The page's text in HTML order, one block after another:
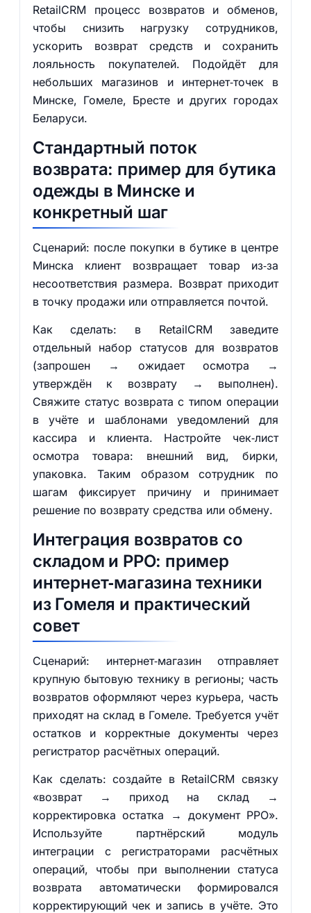
RetailCRM процесс возвратов и обменов,
чтобы снизить нагрузку сотрудников,
ускорить возврат средств и сохранить
лояльность покупателей. Подойдёт для
небольших магазинов и интернет‑точек в
Минске, Гомеле, Бресте и других городах
Беларуси.
Стандартный поток
возврата: пример для бутика
одежды в Минске и
конкретный шаг
Сценарий: после покупки в бутике в центре
Минска клиент возвращает товар из‑за
несоответствия размера. Возврат приходит
в точку продажи или отправляется почтой.
Как сделать: в RetailCRM заведите
отдельный набор статусов для возвратов
(запрошен → ожидает осмотра →
утверждён к возврату → выполнен).
Свяжите статус возврата с типом операции
в учёте и шаблонами уведомлений для
кассира и клиента. Настройте чек‑лист
осмотра товара: внешний вид, бирки,
упаковка. Таким образом сотрудник по
шагам фиксирует причину и принимает
решение по возврату средства или обмену.
Интеграция возвратов со
складом и РРО: пример
интернет‑магазина техники
из Гомеля и практический
совет
Сценарий: интернет‑магазин отправляет
крупную бытовую технику в регионы; часть
возвратов оформляют через курьера, часть
приходят на склад в Гомеле. Требуется учёт
остатков и корректные документы через
регистратор расчётных операций.
Как сделать: создайте в RetailCRM связку
«возврат → приход на склад →
корректировка остатка → документ РРО».
Используйте партнёрский модуль
интеграции с регистраторами расчётных
операций, чтобы при выполнении статуса
возврата автоматически формировался
корректирующий чек и запись в учёте. Это